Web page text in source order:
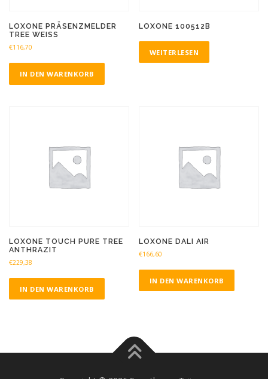
LOXONE PRÄSENZMELDER
TREE WEISS
€116,70
IN DEN WARENKORB
LOXONE 100512B
WEITERLESEN
LOXONE TOUCH PURE TREE
ANTHRAZIT
€229,38
IN DEN WARENKORB
LOXONE DALI AIR
€166,60
IN DEN WARENKORB